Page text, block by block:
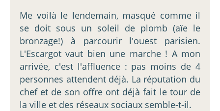
Me voilà le lendemain, masqué comme il
se doit sous un soleil de plomb (aïe le
bronzage!) à parcourir l'ouest parisien.
L'Escargot vaut bien une marche ! A mon
arrivée, c'est l'affluence : pas moins de 4
personnes attendent déjà. La réputation du
chef et de son offre ont déjà fait le tour de
la ville et des réseaux sociaux semble-t-il.